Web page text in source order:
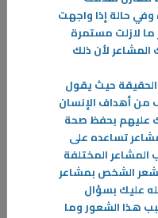
اليائسة. والنجاح من أحسن
حالة إذا واجهت
لازلت مستمرة
لأن ذلك
حيث يقول
من أهداف الإنسان
عليهم بحفظ صحة
تساعده على
المشاعر المختلفة
الشخص بمشاعر
عليك بسؤال
هذا الشعور وما